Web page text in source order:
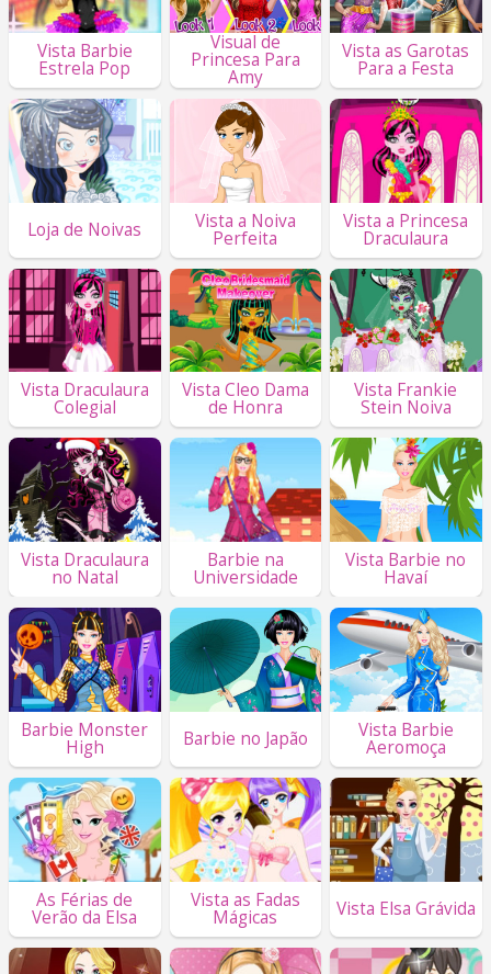
Vista Barbie
Estrela Pop
Visual de
Princesa Para
Amy
Vista as Garotas
Para a Festa
Loja de Noivas Vista a Noiva
Perfeita
Vista a Princesa
Draculaura
Vista Draculaura
Colegial
Vista Cleo Dama
de Honra
Vista Frankie
Stein Noiva
Vista Draculaura
no Natal
Barbie na
Universidade
Vista Barbie no
Havaí
Barbie Monster
High Barbie no Japão Vista Barbie
Aeromoça
As Férias de
Verão da Elsa
Vista as Fadas
Mágicas Vista Elsa Grávida